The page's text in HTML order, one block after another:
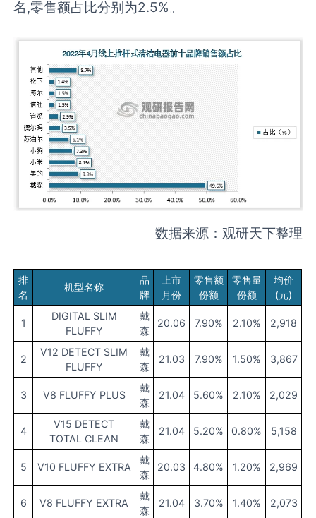
名,零售额占比分别为2.5%。
数据来源：观研天下整理
排
名
机型名称
品
牌
上市
月份
零售额
份额
零售量
份额
均价
(元)
1
DIGITAL SLIM
FLUFFY
戴
森
20.06 7.90% 2.10% 2,918
2
V12 DETECT SLIM
FLUFFY
戴
森
21.03 7.90% 1.50% 3,867
3 V8 FLUFFY PLUS
戴
森
21.04 5.60% 2.10% 2,029
4
V15 DETECT
TOTAL CLEAN
戴
森
21.04 5.20% 0.80% 5,158
5 V10 FLUFFY EXTRA
戴
森
20.03 4.80% 1.20% 2,969
6 V8 FLUFFY EXTRA
戴
森
21.04 3.70% 1.40% 2,073